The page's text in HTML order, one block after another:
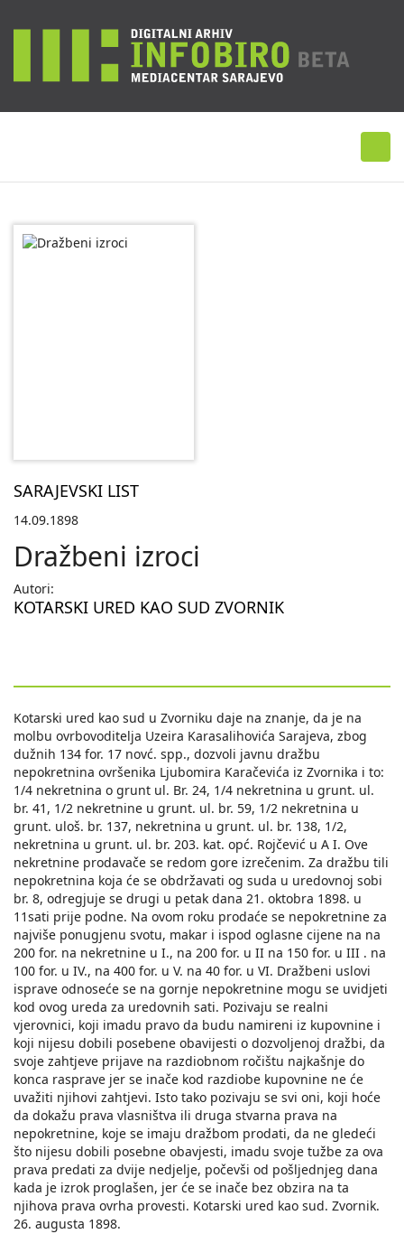
SARAJEVSKI LIST
14.09.1898
Dražbeni izroci
Autori:
KOTARSKI URED KAO SUD ZVORNIK
Kotarski ured kao sud u Zvorniku daje na znanje, da je na
molbu ovrbovoditelja Uzeira Karasalihovića Sarajeva, zbog
dužnih 134 for. 17 novć. spp., dozvoli javnu dražbu
nepokretnina ovršenika Ljubomira Karačevića iz Zvornika i to:
1/4 nekretnina o grunt ul. Br. 24, 1/4 nekretnina u grunt. ul.
br. 41, 1/2 nekretnine u grunt. ul. br. 59, 1/2 nekretnina u
grunt. uloš. br. 137, nekretnina u grunt. ul. br. 138, 1/2,
nekretnina u grunt. ul. br. 203. kat. opć. Rojčević u A I. Ove
nekretnine prodavače se redom gore izrečenim. Za dražbu tili
nepokretnina koja će se obdržavati og suda u uredovnoj sobi
br. 8, odregjuje se drugi u petak dana 21. oktobra 1898. u
11sati prije podne. Na ovom roku prodaće se nepokretnine za
najviše ponugjenu svotu, makar i ispod oglasne cijene na na
200 for. na nekretnine u I., na 200 for. u II na 150 for. u III . na
100 for. u IV., na 400 for. u V. na 40 for. u VI. Dražbeni uslovi
isprave odnoseće se na gornje nepokretnine mogu se uvidjeti
kod ovog ureda za uredovnih sati. Pozivaju se realni
vjerovnici, koji imadu pravo da budu namireni iz kupovnine i
koji nijesu dobili posebene obavijesti o dozvoljenoj dražbi, da
svoje zahtjeve рrijave na razdiobnom ročištu najkašnje do
konca rasprave jer se inače kod razdiobe kupovnine ne će
uvažiti njihovi zahtjevi. Isto tako pozivaju se svi oni, koji hoće
da dokažu prava vlasništva ili druga stvarna prava na
nepokretnine, koje se imaju dražbom prodati, da ne gledeći
što nijesu dobili posebne obavjesti, imadu svoje tužbe za ova
prava predati za dvije nedjelje, počevši od pošljednjeg dana
kada je izrok proglašen, jer će se inače bez obzira na ta
njihova prava ovrha provesti. Kotarski ured kao sud. Zvornik.
26. augusta 1898.